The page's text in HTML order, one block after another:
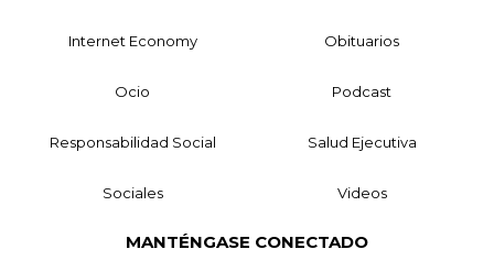
Internet Economy Obituarios
Ocio Podcast
Responsabilidad Social Salud Ejecutiva
Sociales Videos
MANTÉNGASE CONECTADO